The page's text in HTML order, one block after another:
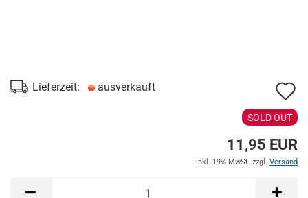
Lieferzeit: ausverkauft
SOLD OUT
11,95 EUR
inkl. 19% MwSt. zzgl. Versand